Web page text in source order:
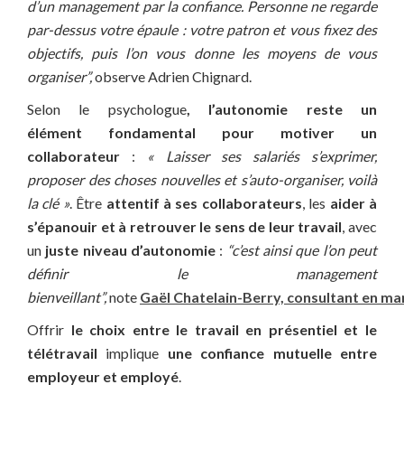
d’un management par la confiance. Personne ne regarde
par-dessus votre épaule : votre patron et vous fixez des
objectifs, puis l’on vous donne les moyens de vous
organiser”,observe Adrien Chignard.
Selon le psychologue, l’autonomie reste un
élément fondamental pour motiver un
collaborateur : « Laisser ses salariés s’exprimer,
proposer des choses nouvelles et s’auto-organiser, voilà
la clé ». Être attentif à ses collaborateurs, les aider à
s’épanouir et à retrouver le sens de leur travail, avec
un juste niveau d’autonomie : “c’est ainsi que l’on peut
définir le management
bienveillant”,note Gaël Chatelain-Berry, consultant en
Offrir le choix entre le travail en présentiel et le
télétravail implique une confiance mutuelle entre
employeur et employé.